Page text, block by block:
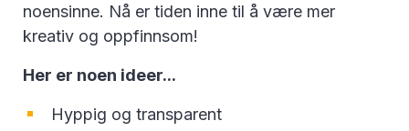
noensinne. Nå er tiden inne til å være mer
kreativ og oppfinnsom!
Her er noen ideer...
Hyppig og transparent